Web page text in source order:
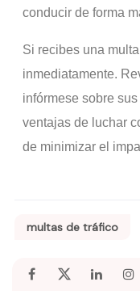
conducir de forma
Si recibes una
inmediatamente.
infórmese sobre
ventajas de luchar
de minimizar el
multas de tráfico